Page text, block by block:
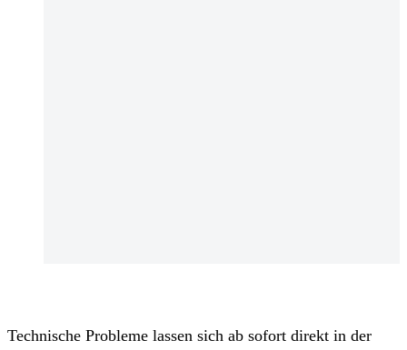
Technische Probleme lassen sich ab sofort direkt in der